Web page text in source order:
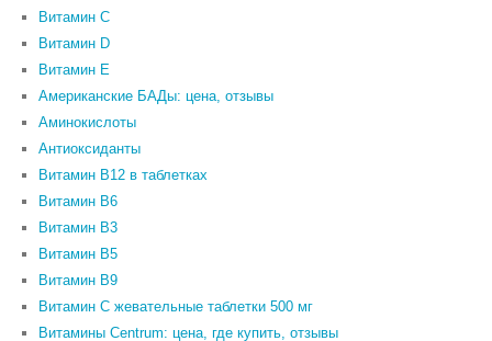
Витамин C
Витамин D
Витамин Е
Американские БАДы: цена, отзывы
Аминокислоты
Антиоксиданты
Витамин B12 в таблетках
Витамин B6
Витамин В3
Витамин В5
Витамин В9
Витамин С жевательные таблетки 500 мг
Витамины Centrum: цена, где купить, отзывы